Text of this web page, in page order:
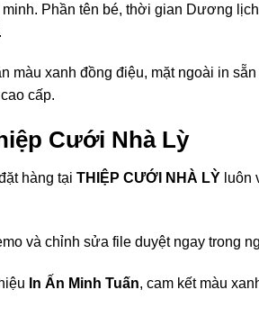
Phần tên bé, thời gian Dương
màu xanh đồng điệu, mặt ngoài in
cấp.
Cưới Nhà Lỳ
hàng tại THIỆP CƯỚI NHÀ LỲ luôn
và chỉnh sửa file duyệt ngay trong
In Ấn Minh Tuấn, cam kết màu